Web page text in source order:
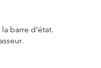
barre d'état.